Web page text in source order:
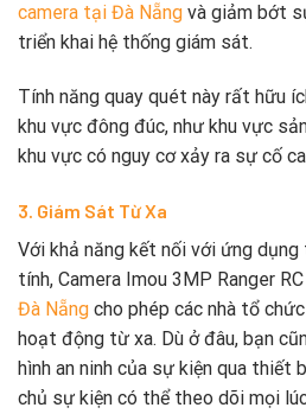
camera tại Đà Nẵng và giảm bớt
triển khai hệ thống giám sát.
Tính năng quay quét này rất hữu
khu vực đông đúc, như khu vực
khu vực có nguy cơ xảy ra sự cố
3. Giám Sát Từ Xa
Với khả năng kết nối với ứng
tính, Camera Imou 3MP Ranger
Đà Nẵng cho phép các nhà tổ
hoạt động từ xa. Dù ở đâu, bạn
hình an ninh của sự kiện qua thiết
chủ sự kiện có thể theo dõi mọi